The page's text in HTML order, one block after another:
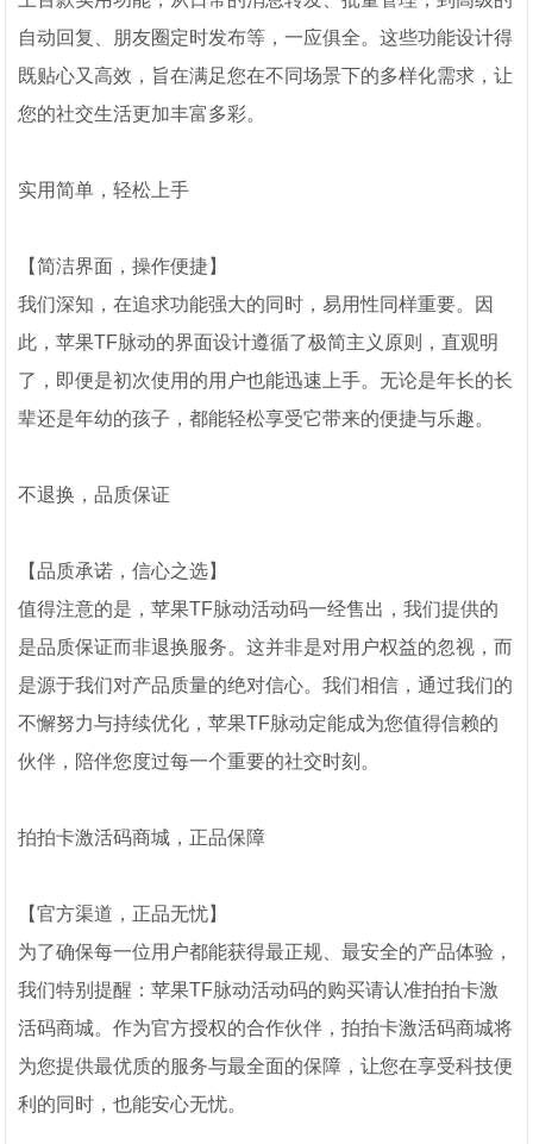
自动回复、朋友圈定时发布等，一应俱全。这些功能设计得
既贴心又高效，旨在满足您在不同场景下的多样化需求，让
您的社交生活更加丰富多彩。
实用简单，轻松上手
【简洁界面，操作便捷】
我们深知，在追求功能强大的同时，易用性同样重要。因
此，苹果TF脉动的界面设计遵循了极简主义原则，直观明
了，即便是初次使用的用户也能迅速上手。无论是年长的长
辈还是年幼的孩子，都能轻松享受它带来的便捷与乐趣。
不退换，品质保证
【品质承诺，信心之选】
值得注意的是，苹果TF脉动活动码一经售出，我们提供的
是品质保证而非退换服务。这并非是对用户权益的忽视，而
是源于我们对产品质量的绝对信心。我们相信，通过我们的
不懈努力与持续优化，苹果TF脉动定能成为您值得信赖的
伙伴，陪伴您度过每一个重要的社交时刻。
拍拍卡激活码商城，正品保障
【官方渠道，正品无忧】
为了确保每一位用户都能获得最正规、最安全的产品体验，
我们特别提醒：苹果TF脉动活动码的购买请认准拍拍卡激
活码商城。作为官方授权的合作伙伴，拍拍卡激活码商城将
为您提供最优质的服务与最全面的保障，让您在享受科技便
利的同时，也能安心无忧。